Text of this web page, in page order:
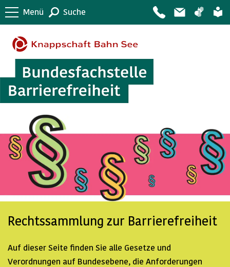
Menü Suche
Rechtssammlung zur Barrierefreiheit
Auf dieser Seite finden Sie alle Gesetze und
Verordnungen auf Bundesebene, die Anforderungen